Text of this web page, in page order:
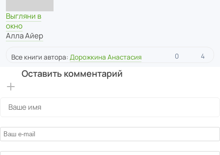
Выгляни в
окно
Алла Айер
Все книги автора: Дорожкина Анастасия 0 4
Оставить комментарий